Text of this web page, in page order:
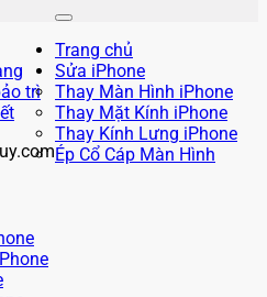
trì
Trang chủ
Sửa iPhone
Thay Màn Hình iPhone
Thay Mặt Kính iPhone
Thay Kính Lưng iPhone
Ép Cổ Cáp Màn Hình